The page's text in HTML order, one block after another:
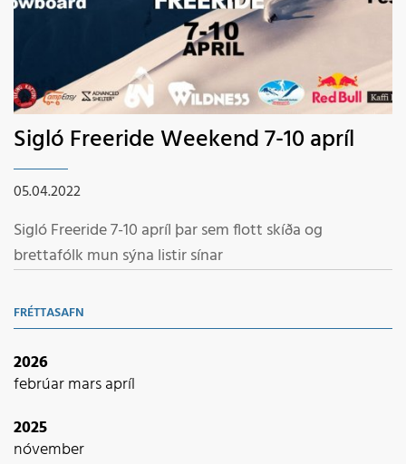
Sigló Freeride Weekend 7-10 apríl
05.04.2022
Sigló Freeride 7-10 apríl þar sem flott skíða og
brettafólk mun sýna listir sínar
FRÉTTASAFN
2026
febrúarmarsapríl
2025
nóvember